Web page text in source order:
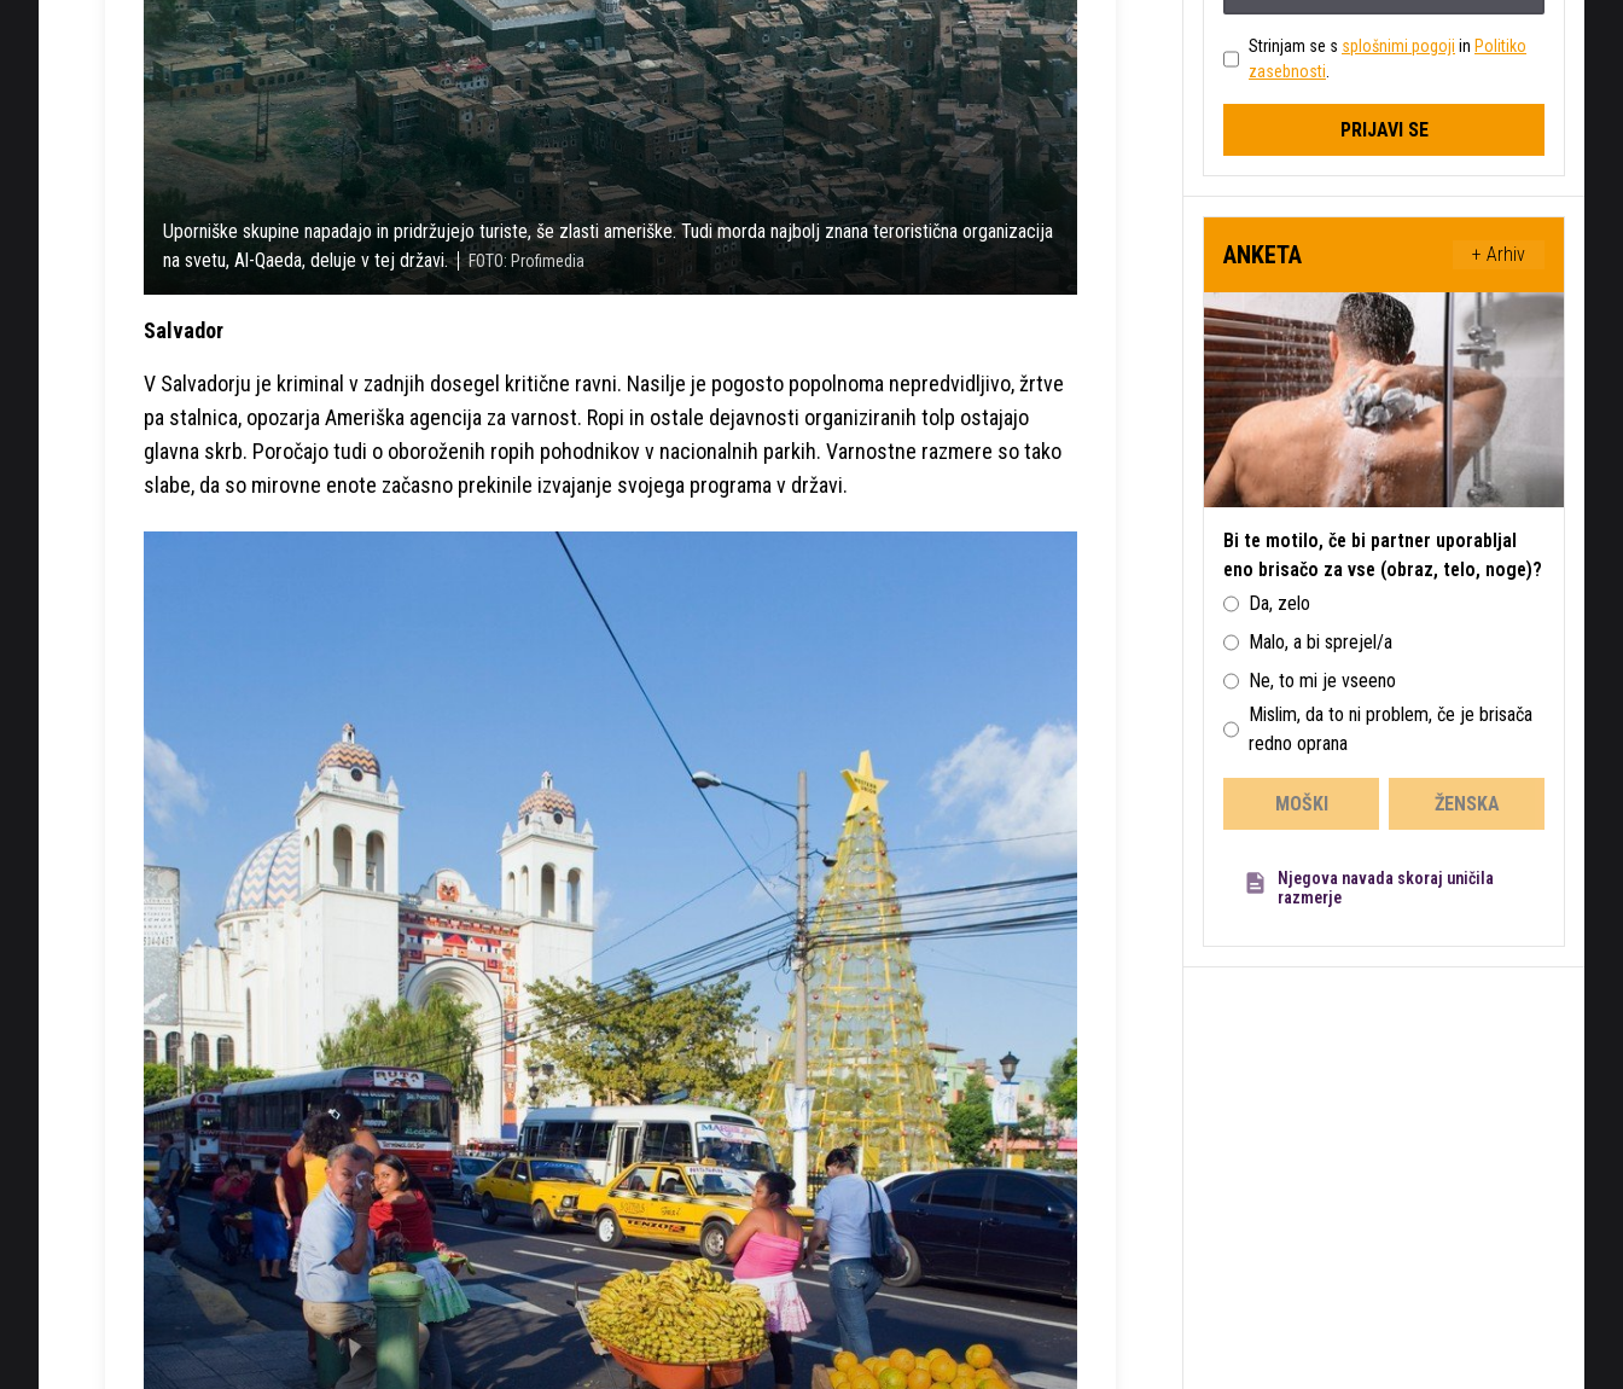
Uporniške skupine napadajo in pridržujejo turiste, še zlasti ameriške. Tudi morda najbolj znana teroristična organizacija
na svetu, Al-Qaeda, deluje v tej državi.
FOTO: Profimedia
Salvador
V Salvadorju je kriminal v zadnjih dosegel kritične ravni. Nasilje je pogosto popolnoma nepredvidljivo, žrtve
pa stalnica, opozarja Ameriška agencija za varnost. Ropi in ostale dejavnosti organiziranih tolp ostajajo
glavna skrb. Poročajo tudi o oboroženih ropih pohodnikov v nacionalnih parkih. Varnostne razmere so tako
slabe, da so mirovne enote začasno prekinile izvajanje svojega programa v državi.
Strinjam se s splošnimi pogoji in Politiko
zasebnosti.
PRIJAVI SE
ANKETA + Arhiv
Bi te motilo, če bi partner uporabljal
eno brisačo za vse (obraz, telo, noge)?
Da, zelo
Malo, a bi sprejel/a
Ne, to mi je vseeno
Mislim, da to ni problem, če je brisača
redno oprana
MOŠKI ŽENSKA
Njegova navada skoraj uničila
razmerje